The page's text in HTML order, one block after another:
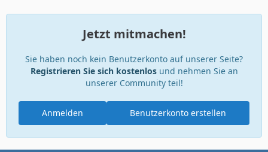
Jetzt mitmachen!
Sie haben noch kein Benutzerkonto auf unserer Seite?
Registrieren Sie sich kostenlosund nehmen Sie an
unserer Community teil!
Benutzerkonto erstellen
Anmelden